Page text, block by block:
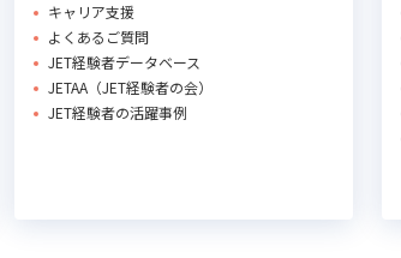
キャリア支援
よくあるご質問
JET経験者データベース
JETAA（JET経験者の会）
JET経験者の活躍事例